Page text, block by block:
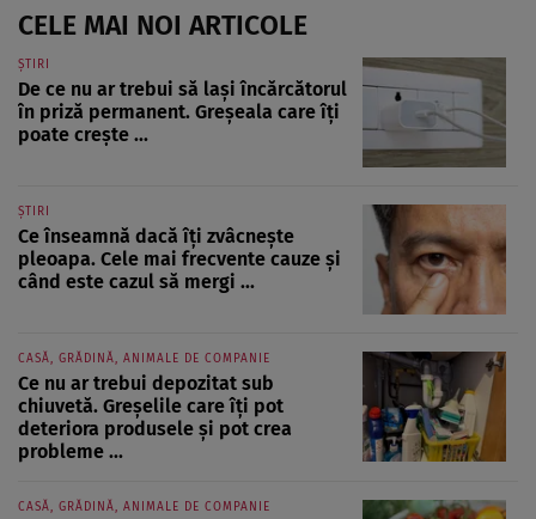
CELE MAI NOI ARTICOLE
ȘTIRI
De ce nu ar trebui să lași încărcătorul
în priză permanent. Greșeala care îți
poate crește ...
ȘTIRI
Ce înseamnă dacă îți zvâcnește
pleoapa. Cele mai frecvente cauze și
când este cazul să mergi ...
CASĂ, GRĂDINĂ, ANIMALE DE COMPANIE
Ce nu ar trebui depozitat sub
chiuvetă. Greșelile care îți pot
deteriora produsele și pot crea
probleme ...
CASĂ, GRĂDINĂ, ANIMALE DE COMPANIE